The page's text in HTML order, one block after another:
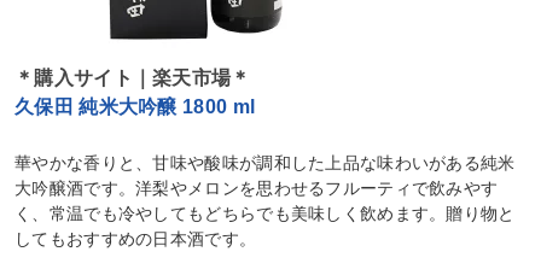
＊購入サイト｜楽天市場＊
久保田 純米大吟醸 1800 ml
華やかな香りと、甘味や酸味が調和した上品な味わいがある純米
大吟醸酒です。洋梨やメロンを思わせるフルーティで飲みやす
く、常温でも冷やしてもどちらでも美味しく飲めます。贈り物と
してもおすすめの日本酒です。